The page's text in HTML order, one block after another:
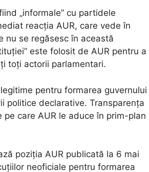
„informale” cu partidele
reacția AUR, care vede în
nu se regăsesc în această
este folosit de AUR pentru a
toți actorii parlamentari.
pentru formarea guvernului
politice declarative. Transparența
care AUR le aduce în prim-plan
poziția AUR publicată la 6 mai
neoficiale pentru formarea